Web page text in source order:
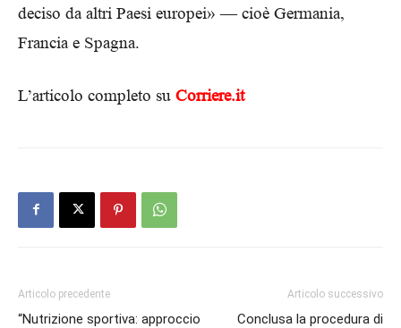
deciso da altri Paesi europei» — cioè Germania,
Francia e Spagna.
L’articolo completo su Corriere.it
Articolo precedente
“Nutrizione sportiva: approccio
Articolo successivo
Conclusa la procedura di